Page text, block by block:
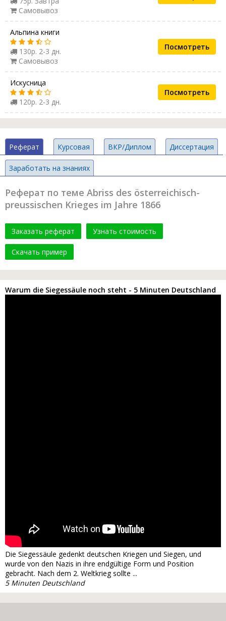
Самовывоз
Альпина книги
130р. 2-3 дн.
Самовывоз
Посмотреть
Искусница
120р. 2-3 дн.
Посмотреть
Реферат Курсовая ВКР/Диплом Диссертация
Заработать на знаниях
Реферат по теме Abriss des österreichisch-
preussischen Krieges im Jahre 1866
Заказать реферат Узнать стоимость
Скачать пример
Warum die Siegessäule noch steht - 5 Minuten Deutschland
Die Siegessäule gedenkt deutschen Kriegen und Siegen, und
wurde von den Nazis in ihre endgültige Form und Position
gebracht. Nach dem 2. Weltkrieg sollte ...
5 Minuten Deutschland